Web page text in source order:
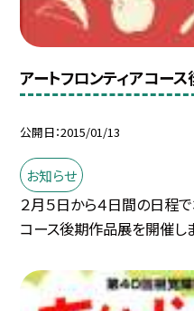
アートフロンティアコー
公開日 2015/01/13
お知らせ
２月５日から４日間の日程
コース後期作品展を開催し